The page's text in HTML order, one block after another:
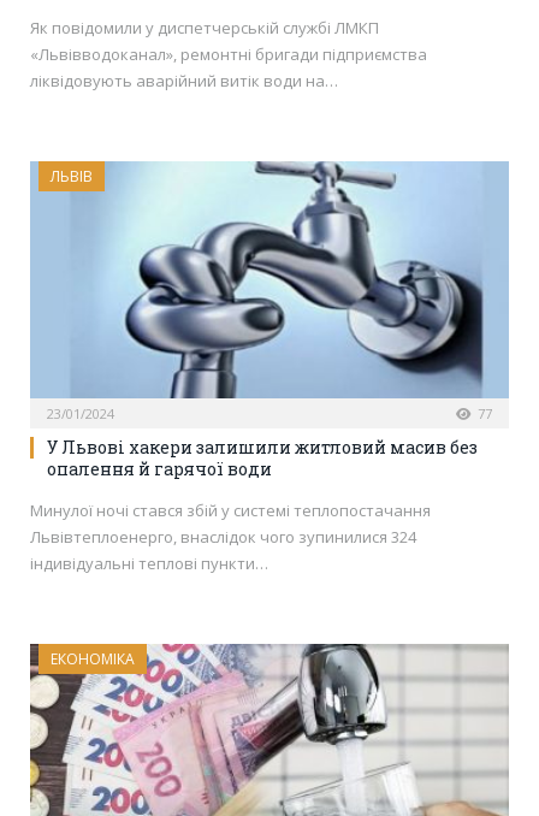
Як повідомили у диспетчерській службі ЛМКП
«Львівводоканал», ремонтні бригади підприємства
ліквідовують аварійний витік води на…
ЛЬВІВ
23/01/2024 77
У Львові хакери залишили житловий масив без
опалення й гарячої води
Минулої ночі стався збій у системі теплопостачання
Львівтеплоенерго, внаслідок чого зупинилися 324
індивідуальні теплові пункти…
ЕКОНОМІКА